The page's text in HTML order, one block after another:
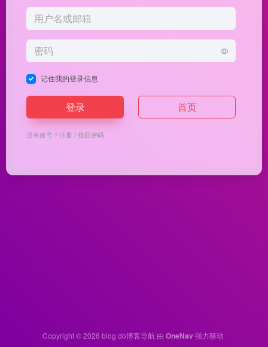
记住我的登录信息
登录 首页
没有账号？注册/找回密码
Copyright © 2026 blog do博客导航 由 OneNav强力驱动